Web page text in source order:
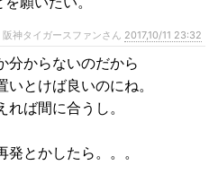
神タイガースファンさん 2017,10/11 23:32
分からないのだから
いとけば良いのにね。
れば間に合うし。
とかしたら。。。